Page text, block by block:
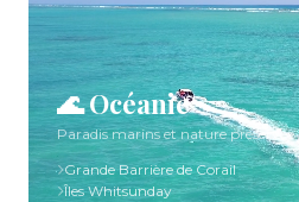
🌊 Océanie
Paradis marins et nature préservée
Grande Barrière de Corail
Îles Whitsunday